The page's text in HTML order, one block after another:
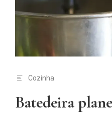
Cozinha
Batedeira